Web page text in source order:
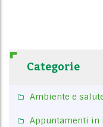
Categorie
Ambiente e
Appuntamenti in